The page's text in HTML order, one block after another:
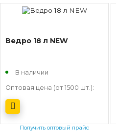
Ведро 18 л NEW
В наличии
Оптовая цена (от 1500 шт.):
Получить оптовый прайс